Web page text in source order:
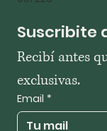
Suscribite
Recibí antes
exclusivas.
Email *